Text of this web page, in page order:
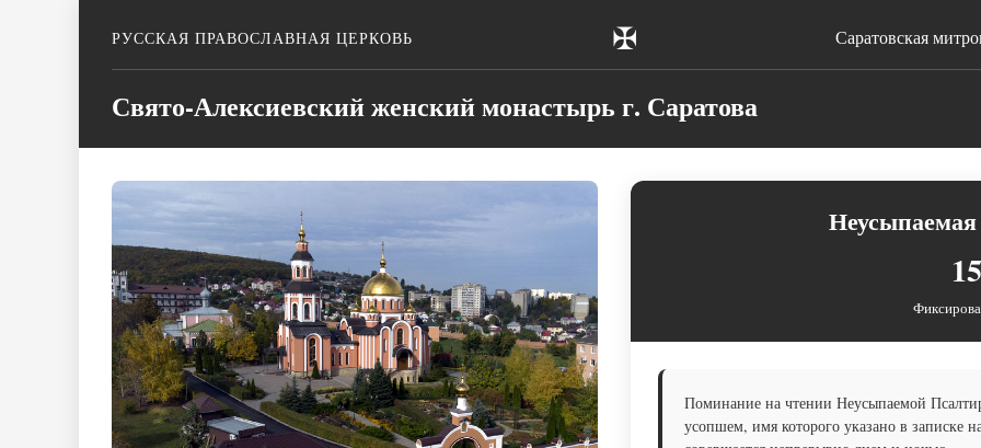
РУССКАЯ ПРАВОСЛАВНАЯ ЦЕРКОВЬ ✠ Саратовская
Свято-Алексиевский женский монастырь г. Саратова
Поминание на чтении Неусыпаемой
усопшем, имя которого указано в записке